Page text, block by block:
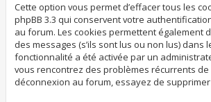
Cette option vous permet d’effacer tous les
phpBB 3.3 qui conservent votre
au forum. Les cookies permettent également
des messages (s’ils sont lus ou non lus) dans
fonctionnalité a été activée par un
vous rencontrez des problèmes récurrents
déconnexion au forum, essayez de